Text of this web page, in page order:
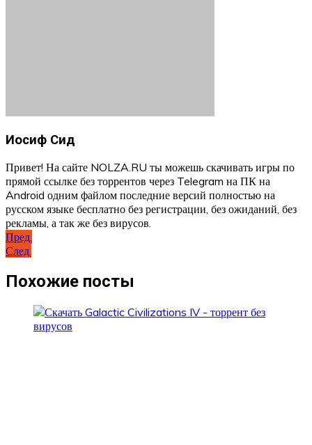
Иосиф Сид
Привет! На сайте NOLZA.RU ты можешь скачивать игры по
прямой ссылке без торрентов через Telegram на ПК на
Android одним файлом последние версий полностью на
русском языке бесплатно без регистрации, без ожиданий, без
рекламы, а так же без вирусов.
Навигация
по
записям
Пред.
След.
Похожие посты